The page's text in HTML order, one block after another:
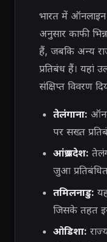
भारत में ऑनलाइन
अनुसार काफी
हैं, जबकि अन्य
प्रतिबंध हैं। यहां
संक्षिप्त विवरण
तेलंगाना:
पर सख्त
आंध्र प्रदेश:
जुआ
तमिलनाडु:
जिसके तहत
ओडिशा: